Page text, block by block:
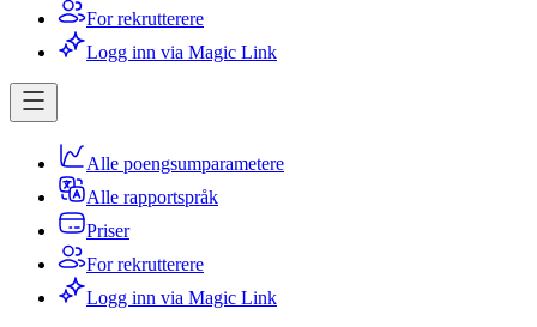
For rekrutterere
Logg inn via Magic Link
Alle poengsumparametere
Alle rapportspråk
Priser
For rekrutterere
Logg inn via Magic Link